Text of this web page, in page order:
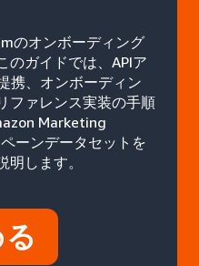
のオンボーディング
のガイドでは、APIア
携、オンボーディン
ファレンス実装の手順
Marketing
ーンデータセットを
します。